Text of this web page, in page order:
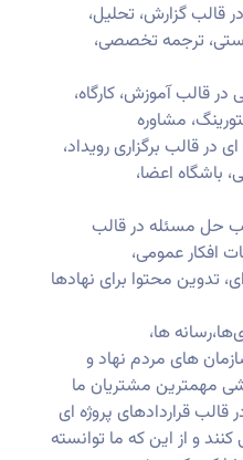
قالب گزارش، تحلیل،
ترجمه تخصصی،
قالب آموزش، کارگاه،
مشاوره
در قالب برگزاری رویداد،
اعضا،
حل مسئله در قالب
افکار عمومی،
تدوین محتوا برای نهادها
ها،
های مردم نهاد و
مهمترین مشتریان ما
قالب قراردادهای پروژه ای
کنند و از این که ما توانسته